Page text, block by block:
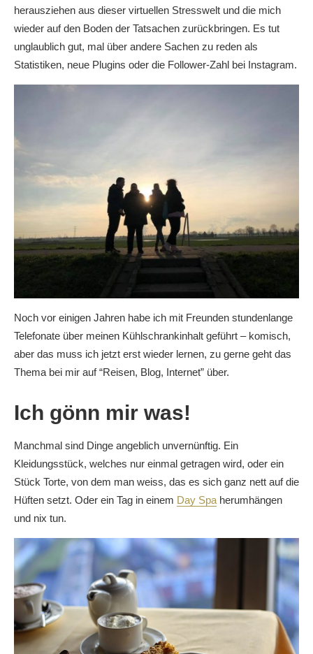
herausziehen aus dieser virtuellen Stresswelt und die mich
wieder auf den Boden der Tatsachen zurückbringen. Es tut
unglaublich gut, mal über andere Sachen zu reden als
Statistiken, neue Plugins oder die Follower-Zahl bei Instagram.
Noch vor einigen Jahren habe ich mit Freunden stundenlange
Telefonate über meinen Kühlschrankinhalt geführt – komisch,
aber das muss ich jetzt erst wieder lernen, zu gerne geht das
Thema bei mir auf “Reisen, Blog, Internet” über.
Ich gönn mir was!
Manchmal sind Dinge angeblich unvernünftig. Ein
Kleidungsstück, welches nur einmal getragen wird, oder ein
Stück Torte, von dem man weiss, das es sich ganz nett auf die
Hüften setzt. Oder ein Tag in einem Day Spaherumhängen
und nix tun.